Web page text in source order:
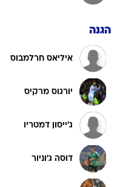
הגנה
איליאס חרלמבוס
יורגוס מרקיס
ג'ייסון דמטריו
דוסה ג'וניור